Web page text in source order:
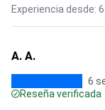
Experiencia desde: 6
A. A.
6
Reseña verificada